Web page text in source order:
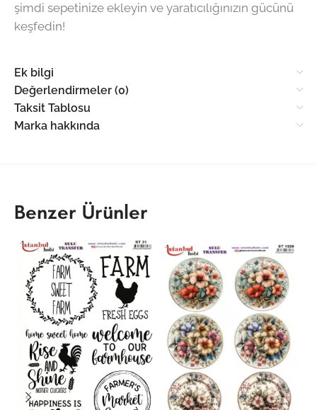
şimdi sepetinize ekleyin ve yaratıcılığınızın gücünü
keşfedin!
Ek bilgi
Değerlendirmeler (0)
Taksit Tablosu
Marka hakkında
Benzer Ürünler